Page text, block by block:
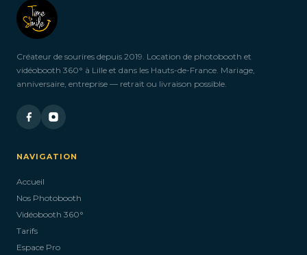
Créateur de sourires depuis 2019. Location de photobooth et
vidéobooth 360° à Lille et dans les Hauts-de-France. Mariage,
anniversaire, entreprise — retrait ou livraison possible.
NAVIGATION
Accueil
Nos Photobooth
Vidéobooth 360°
Tarifs
Espace Pro